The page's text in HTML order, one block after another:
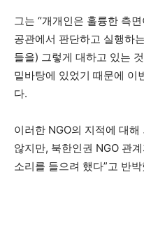
그는 “개개인은 훌륭한 측
공관에서 판단하고 실행하
들을) 그렇게 대하고 있는
밑바탕에 있었기 때문에 이
다.
이러한 NGO의 지적에 대
않지만, 북한인권 NGO 관
소리를 들으려 했다”고 반